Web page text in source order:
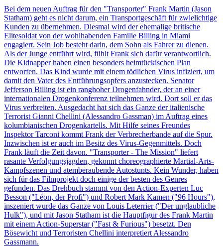
Bei dem neuen Auftrag für den "Transporter" Frank Martin (Jason
Statham) geht es nicht darum, ein Transportgeschäft für zwielichtige
Kunden zu übernehmen. Diesmal wird der ehemalige britische
Elitesoldat von der wohlhabenden Familie Billing in Miami
engagiert. Sein Job besteht darin, dem Sohn als Fahrer zu dienen.
Als der Junge entführt wird, fühlt Frank sich dafür verantwortlich.
Die Kidnapper haben einen besonders heimtückischen Plan
entworfen. Das Kind wurde mit einem tödlichen Virus infiziert, um
damit den Vater des Entführungsopfers anzustecken. Senator
Jefferson Billing ist ein ranghoher Drogenfahnder, der an einer
internationalen Drogenkonferenz teilnehmen wird. Dort soll er das
Virus verbreiten. Ausgedacht hat sich das Ganze der italienische
Terrorist Gianni Chellini (Alessandro Gassman) im Auftrag eines
kolumbianischen Drogenkartells. Mit Hilfe seines Freundes
Inspektor Tarconi kommt Frank der Verbrecherbande auf die Spur.
Inzwischen ist er auch im Besitz des Virus-Gegenmittels. Doch
Frank läuft die Zeit davon. "Transporter - The Mission" liefert
rasante Verfolgungsjagden, gekonnt choreographierte Martial-Arts-
Kampfszenen und atemberaubende Autostunts. Kein Wunder, haben
sich für das Filmprojekt doch einige der besten des Genres
gefunden. Das Drehbuch stammt von den Action-Experten Luc
Besson ("Léon, der Profi") und Robert Mark Kamen ("96 Hours"),
inszeniert wurde das Ganze von Louis Leterrier ("Der unglaubliche
Hulk"), und mit Jason Statham ist die Hauptfigur des Frank Martin
mit einem Action-Superstar ("Fast & Furious") besetzt. Den
Bösewicht und Terroristen Chellini interpretiert Alessandro
Gassmann.